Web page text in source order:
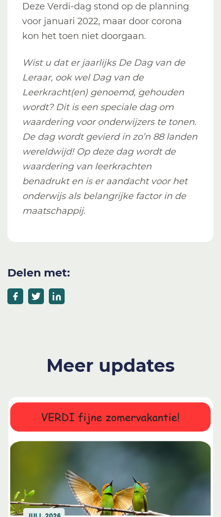
Deze Verdi-dag stond op de planning
voor januari 2022, maar door corona
kon het toen niet doorgaan.
Wist u dat er jaarlijks De Dag van de
Leraar, ook wel Dag van de
Leerkracht(en) genoemd, gehouden
wordt? Dit is een speciale dag om
waardering voor onderwijzers te tonen.
De dag wordt gevierd in zo’n 88 landen
wereldwijd! Op deze dag wordt de
waardering van leerkrachten
benadrukt en is er aandacht voor het
onderwijs als belangrijke factor in de
maatschappij.
Delen met:
Meer updates